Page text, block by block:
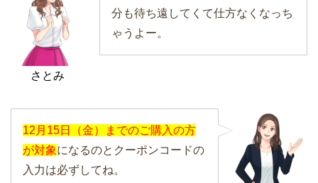
さとみ
分も待ち遠してくて仕方なくなっち
ゃうよー。
12月15日（金）までのご購入の方
が対象になるのとクーポンコードの
入力は必ずしてね。